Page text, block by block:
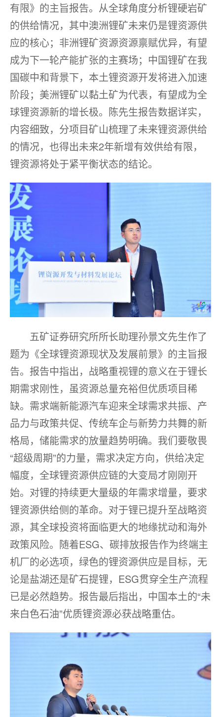
有限》的主旨报告。从全球角度分析锂硬岩矿
的供给情况，其中澳洲锂矿未来仍是锂资源供
应的核心；非洲锂矿资源资源禀赋优异，有望
成为下一轮产能扩张的主赛场；中国锂矿在我
国碳中和背景下，本土锂资源开发将进入加速
阶段；美洲锂矿以黏土矿为代表，有望成为全
球锂资源新的增长极。陈先生报告数据详实，
内容细致，分项目矿山梳理了未来锂资源供给
的情况，也得出未来2年新增有效供给有限，
锂资源将处于紧平衡状态的结论。
五矿证券研究所所长助理孙景文先生作了
题为《全球锂资源现状及发展前景》的主旨报
告。报告中指出，战略重视锂的意义在于锂长
期需求刚性，虽资源总量充裕但优质项目稀
缺。需求端新能源汽车迎来全球需求共振、产
品力与政策共促、传统车企与新势力共舞的新
格局，储能需求的放量趋势明确。我们要敬畏
“超级周期”的力量，需求决定方向，供给决定
幅度，全球锂资源供应链的大变局才刚刚开
始。对锂的持续更大量级的年需求增量，要求
锂资源供给侧的革命。对于锂已提升至战略资
源，其全球投资将面临更大的地缘扰动和海外
政策风险。随着ESG、碳排放报告作为终端主
机厂的必选项，绿色的锂资源供应是目标，无
论是盐湖还是矿石提锂，ESG贯穿全生产流程
已是必然趋势。报告最后指出，中国本土的“未
来白色石油”优质锂资源必获战略重估。